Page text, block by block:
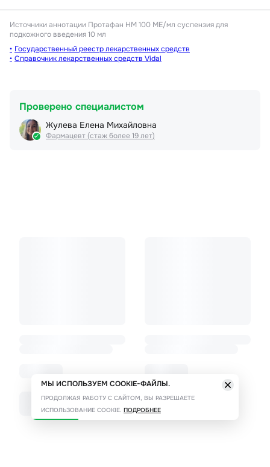
Источники аннотации Протафан HM 100 МЕ/мл суспензия для
подкожного введения 10 мл
Государственный реестр лекарственных средств
Справочник лекарственных средств Vidal
Проверено специалистом
Жулева Елена Михайловна
Фармацевт (стаж более 19 лет)
МЫ ИСПОЛЬЗУЕМ COOKIE-ФАЙЛЫ.
ПРОДОЛЖАЯ РАБОТУ С САЙТОМ, ВЫ РАЗРЕШАЕТЕ
ИСПОЛЬЗОВАНИЕ COOKIE. ПОДРОБНЕЕ